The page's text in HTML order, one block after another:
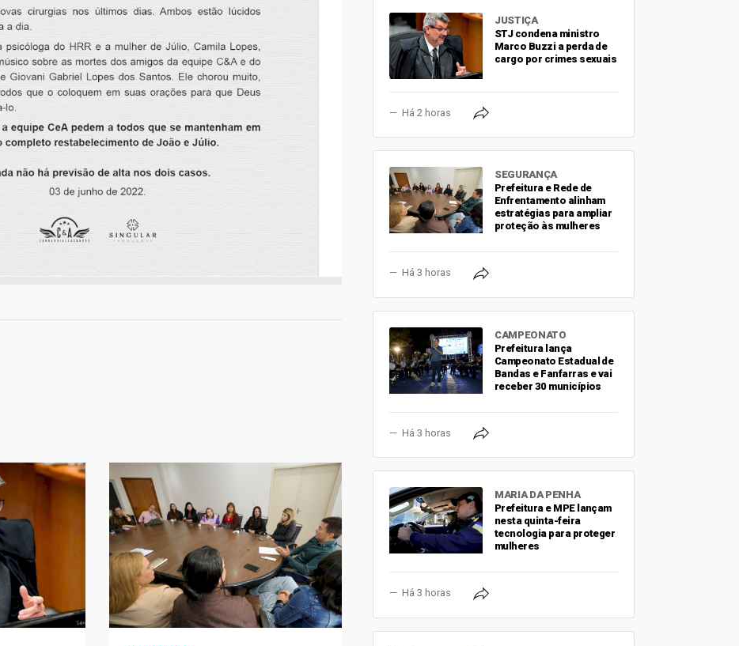
JUSTIÇA
STJ condena ministro
Marco Buzzi a perda de
cargo por crimes sexuais
Há 2 horas
SEGURANÇA
Prefeitura e Rede de
Enfrentamento alinham
estratégias para ampliar
proteção às mulheres
Há 3 horas
CAMPEONATO
Prefeitura lança
Campeonato Estadual de
Bandas e Fanfarras e vai
receber 30 municípios
Há 3 horas
MARIA DA PENHA
Prefeitura e MPE lançam
nesta quinta-feira
tecnologia para proteger
mulheres
Há 3 horas